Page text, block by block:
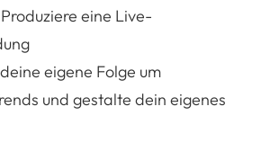
eine Live-
eigene Folge um
und gestalte dein eigenes